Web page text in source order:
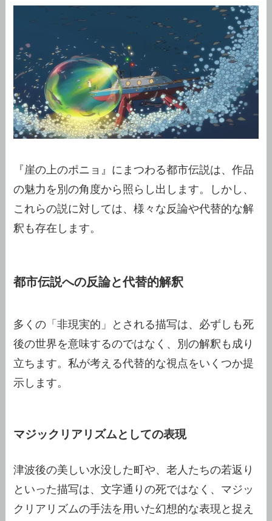
『崖の上のポニョ』にまつわる都市伝説は、作品
の魅力を別の角度から照らし出します。しかし、
これらの説に対しては、様々な反論や代替的な解
釈も存在します。
都市伝説への反論と代替的解釈
多くの「非現実的」とされる描写は、必ずしも死
後の世界を意味するのではなく、別の解釈も成り
立ちます。私が考える代替的な視点をいくつか提
示します。
マジックリアリズムとしての表現
津波後の美しい水没した町や、老人たちの若返り
といった描写は、文字通りの死ではなく、マジッ
クリアリズムの手法を用いた幻想的な表現と捉え